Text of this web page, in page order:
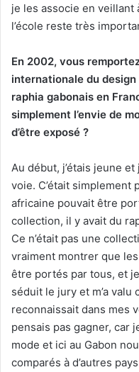
je les associe en veillant
l’école reste très
En 2002, vous
internationale du design
raphia gabonais en
simplement l’envie de
d’être exposé ?
Au début, j’étais jeune
voie. C’était
africaine pouvait être
collection, il y avait du
Ce n’était pas une
vraiment montrer que
être portés par tous, et
séduit le jury et m’a
reconnaissait dans mes
pensais pas gagner, car
mode et ici au Gabon
comparés à d’autres